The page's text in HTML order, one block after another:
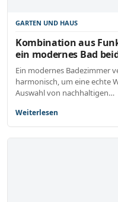
GARTEN UND HAUS
Kombination aus
ein modernes Bad
Ein modernes Badezimmer
harmonisch, um eine echte
Auswahl von nachhaltigen…
Weiterlesen